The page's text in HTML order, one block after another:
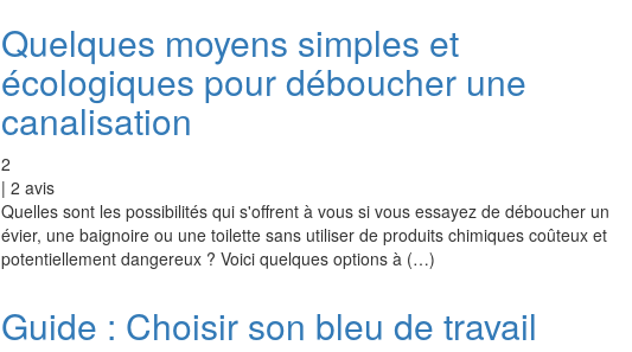
Quelques moyens simples et
écologiques pour déboucher une
canalisation
2
| 2 avis
Quelles sont les possibilités qui s'offrent à vous si vous essayez de déboucher un
évier, une baignoire ou une toilette sans utiliser de produits chimiques coûteux et
potentiellement dangereux ? Voici quelques options à (…)
Guide : Choisir son bleu de travail